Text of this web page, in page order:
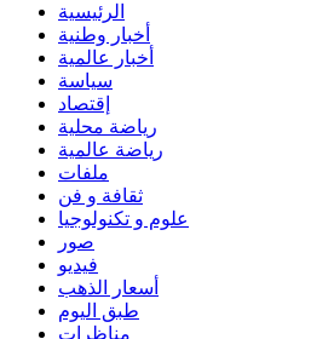
الرئيسية
أخبار وطنية
أخبار عالمية
سياسة
إقتصاد
رياضة محلية
رياضة عالمية
ملفات
ثقافة و فن
علوم و تكنولوجيا
صور
فيديو
أسعار الذهب
طبق اليوم
مناظرات